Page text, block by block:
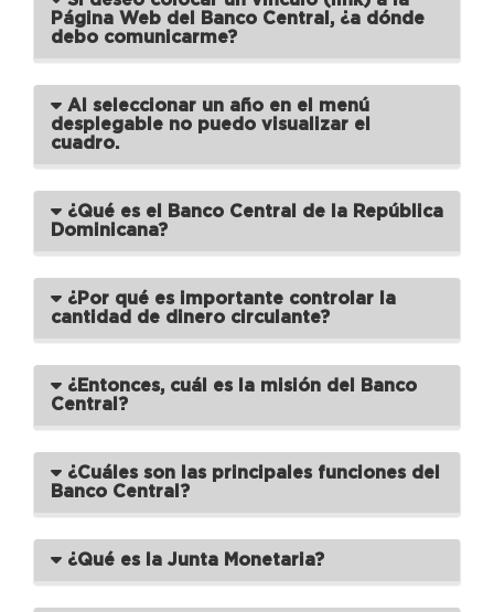
Página Web del Banco Central, ¿a dónde
debo comunicarme?
Al seleccionar un año en el menú
desplegable no puedo visualizar el
cuadro.
¿Qué es el Banco Central de la República
Dominicana?
¿Por qué es importante controlar la
cantidad de dinero circulante?
¿Entonces, cuál es la misión del Banco
Central?
¿Cuáles son las principales funciones del
Banco Central?
¿Qué es la Junta Monetaria?